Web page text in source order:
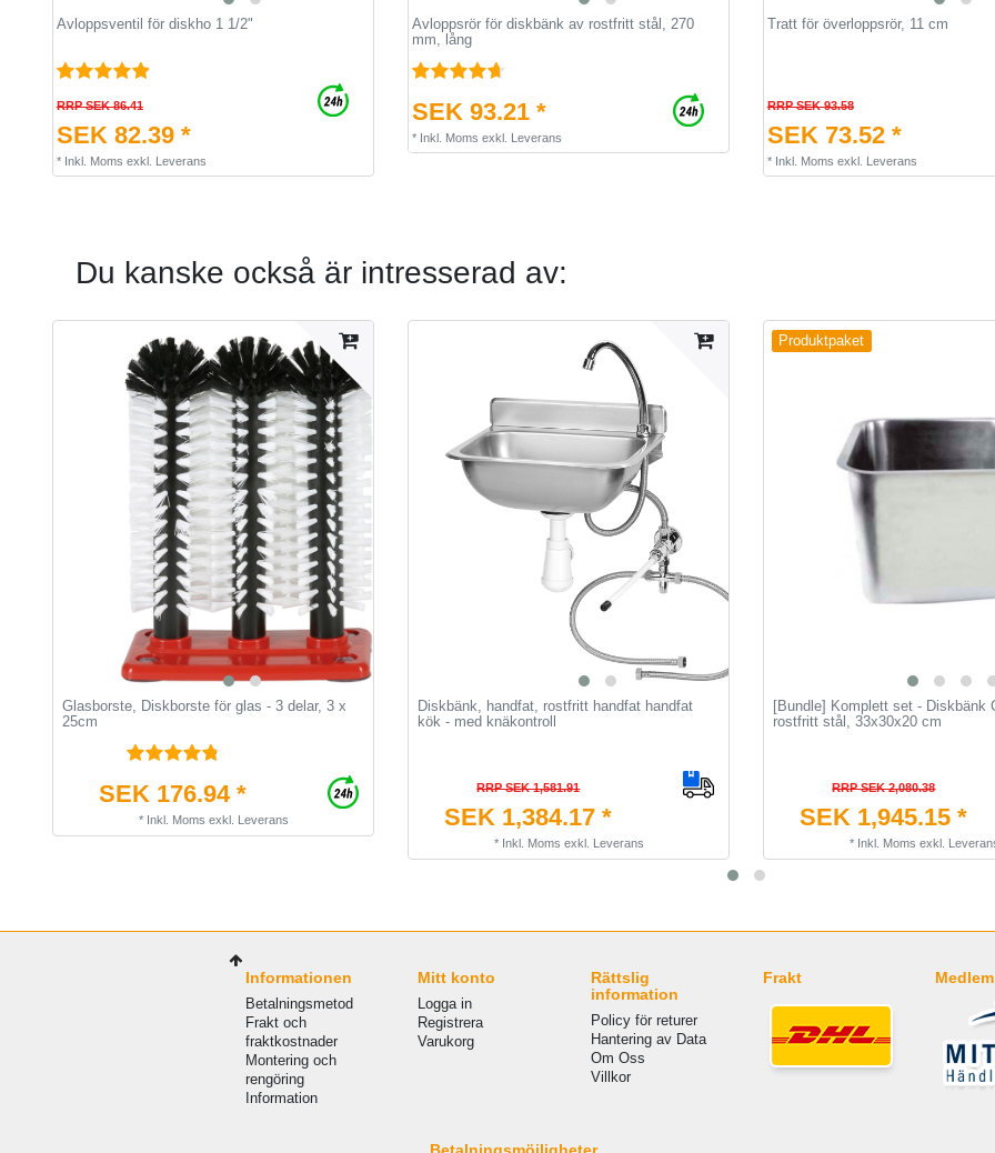
Avloppsventil för diskho 1 1/2"
RRP SEK 86.41
SEK 82.39 *
* Inkl. Moms exkl. Leverans
Avloppsrör för diskbänk av rostfritt stål, 270
mm, lång
SEK 93.21 *
* Inkl. Moms exkl. Leverans
Tratt för överloppsrör, 11 cm
RRP SEK 93.58
SEK 73.52 *
* Inkl. Moms exkl. Leverans
Du kanske också är intresserad av:
Glasborste, Diskborste för glas - 3 delar, 3 x
25cm
SEK 176.94 *
* Inkl. Moms exkl. Leverans
Diskbänk, handfat, rostfritt handfat handfat
kök - med knäkontroll
RRP SEK 1,581.91
SEK 1,384.17 *
* Inkl. Moms exkl. Leverans
Produktpaket
[Bundle] Komplett set - Diskbänk
rostfritt stål, 33x30x20 cm
RRP SEK 2,080.38
SEK 1,945.15 *
* Inkl. Moms exkl.
Informationen
Betalningsmetod
Frakt och
fraktkostnader
Montering och
rengöring
Information
Mitt konto
Logga in
Registrera
Varukorg
Rättslig
information
Policy för returer
Hantering av Data
Om Oss
Villkor
Frakt